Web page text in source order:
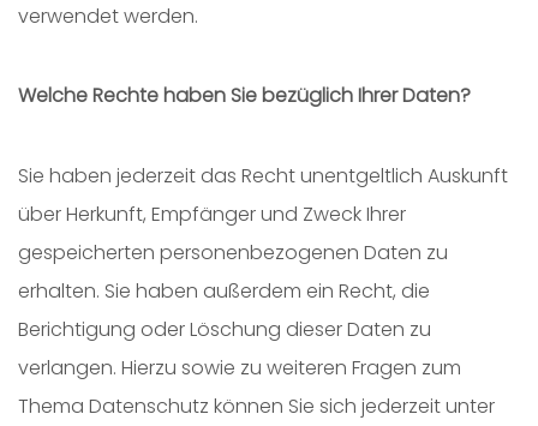
verwendet werden.
Welche Rechte haben Sie bezüglich Ihrer Daten?
Sie haben jederzeit das Recht unentgeltlich Auskunft
über Herkunft, Empfänger und Zweck Ihrer
gespeicherten personenbezogenen Daten zu
erhalten. Sie haben außerdem ein Recht, die
Berichtigung oder Löschung dieser Daten zu
verlangen. Hierzu sowie zu weiteren Fragen zum
Thema Datenschutz können Sie sich jederzeit unter